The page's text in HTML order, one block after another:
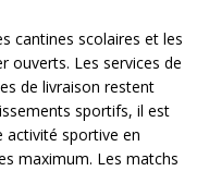
cantines scolaires et les
ouverts. Les services de
de livraison restent
sportifs, il est
activité sportive en
maximum. Les matchs